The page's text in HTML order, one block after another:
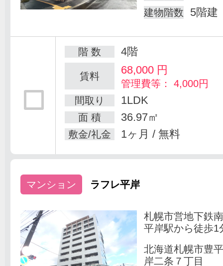
建物階数 5階建
階 数 4階
賃料 68,000円
管理費等： 4,000円
間取り
1LDK
面 積 36.97㎡
敷金/礼金 1ヶ月 / 無料
マンション ラフレ平岸
札幌市営地下鉄
平岸駅から徒歩1
北海道札幌市豊
岸二条７丁目